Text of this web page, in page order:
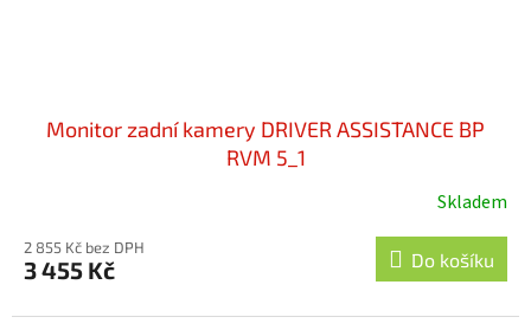
Monitor zadní kamery DRIVER ASSISTANCE BP
RVM 5_1
Skladem
2 855 Kč bez DPH
3 455 Kč Do košíku